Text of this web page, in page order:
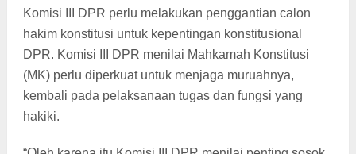
Komisi III DPR perlu melakukan penggantian calon
hakim konstitusi untuk kepentingan konstitusional
DPR. Komisi III DPR menilai Mahkamah Konstitusi
(MK) perlu diperkuat untuk menjaga muruahnya,
kembali pada pelaksanaan tugas dan fungsi yang
hakiki.